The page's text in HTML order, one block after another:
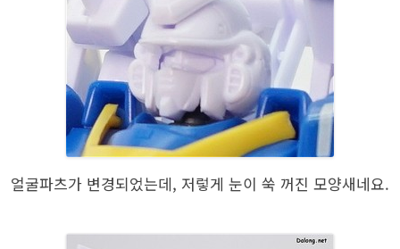
얼굴파츠가 변경되었는데, 저렇게 눈이 쑥 꺼진 모양새네요.